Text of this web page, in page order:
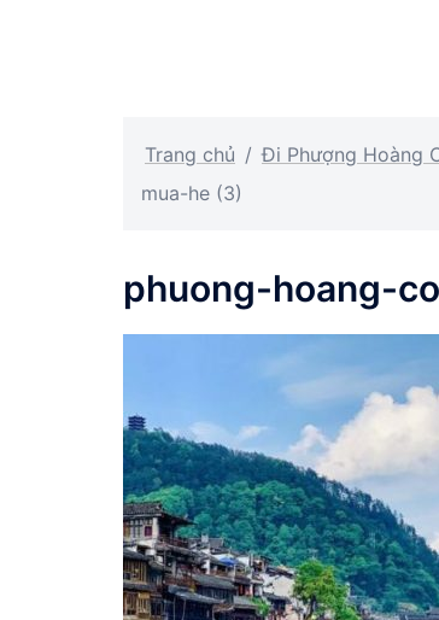
Trang chủ / Đi Phượng Hoàng
mua-he (3)
phuong-hoang-